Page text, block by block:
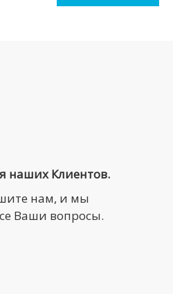
наших Клиентов.
нам, и мы
Ваши вопросы.